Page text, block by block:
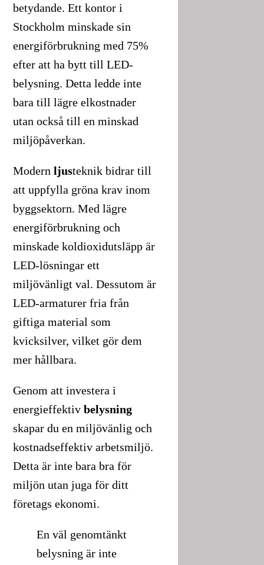
betydande. Ett kontor i
Stockholm minskade sin
energiförbrukning med 75%
efter att ha bytt till LED-
belysning. Detta ledde inte
bara till lägre elkostnader
utan också till en minskad
miljöpåverkan.
Modernljusteknik bidrar till
att uppfylla gröna krav inom
byggsektorn. Med lägre
energiförbrukning och
minskade koldioxidutsläpp är
LED-lösningar ett
miljövänligt val. Dessutom är
LED-armaturer fria från
giftiga material som
kvicksilver, vilket gör dem
mer hållbara.
Genom att investera i
energieffektivbelysning
skapar du en miljövänlig och
kostnadseffektiv arbetsmiljö.
Detta är inte bara bra för
miljön utan juga för ditt
företags ekonomi.
En väl genomtänkt
belysning är inte